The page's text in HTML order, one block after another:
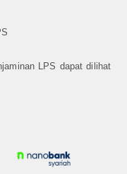
LPS dapat dilihat